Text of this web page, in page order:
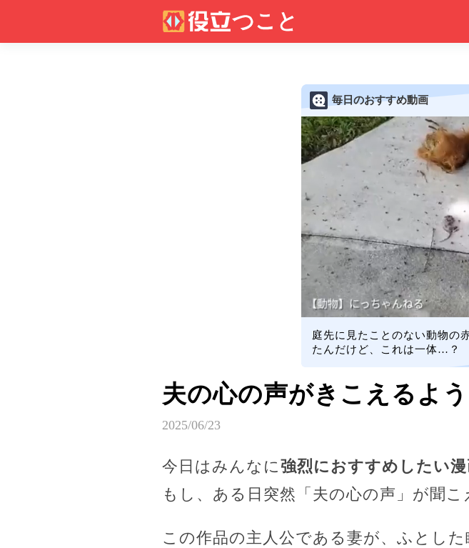
毎日のおすすめ動画
庭先に見たことのない動物の
たんだけど、これは一体…？
夫の心の声がきこえるよ
2025/06/23
今日はみんなに強烈におすすめしたい
もし、ある日突然「夫の心の声」が聞
この作品の主人公である妻が、ふとし